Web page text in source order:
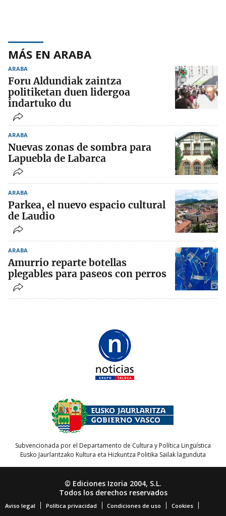
MÁS EN ARABA
ARABA
Foru Aldundiak zaintza
politiketan duen lidergoa
indartuko du
ARABA
Nuevas zonas de sombra para
Lapuebla de Labarca
ARABA
Parkea, el nuevo espacio cultural
de Laudio
ARABA
Amurrio reparte botellas
plegables para paseos con perros
Subvencionada por el Departamento de Cultura y Política Lingüística
Eusko Jaurlaritzako Kultura eta Hizkuntza Politika Sailak lagunduta
© Ediciones Izoria 2004, S.L.
Todos los derechos reservados
Aviso legal Política privacidad Condiciones de uso Cookies